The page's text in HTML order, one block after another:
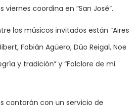
viernes coordina en “San José”.
los músicos invitados están “Aires
Fabián Agüero, Dúo Reigal, Noe
y tradición” y “Folclore de mi
contarán con un servicio de